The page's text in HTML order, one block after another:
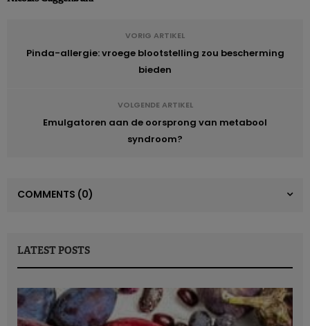
VORIG ARTIKEL
Pinda-allergie: vroege blootstelling zou bescherming
bieden
VOLGENDE ARTIKEL
Emulgatoren aan de oorsprong van metabool
syndroom?
COMMENTS (0)
LATEST POSTS